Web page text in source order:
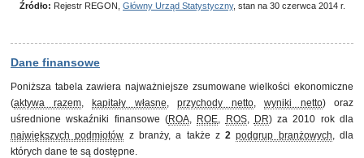
Źródło: Rejestr REGON, Główny Urząd Statystyczny, stan na 30 czerwca 2014 r.
Dane finansowe
Poniższa tabela zawiera najważniejsze zsumowane wielkości ekonomiczne
(aktywa razem, kapitały własne, przychody netto, wyniki netto) oraz
uśrednione wskaźniki finansowe (ROA, ROE, ROS, DR) za 2010 rok dla
największych podmiotów z branży, a także z2 podgrup branżowych, dla
których dane te są dostępne.